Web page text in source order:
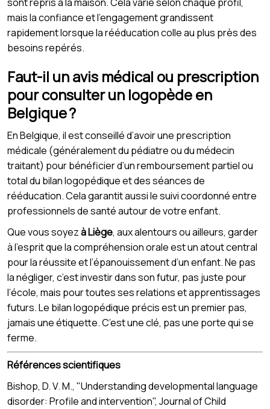
mais la confiance et l’engagement grandissent
rapidement lorsque la rééducation colle au plus près des
besoins repérés.
Faut-il un avis médical ou prescription
pour consulter un logopède en
Belgique ?
En Belgique, il est conseillé d’avoir une prescription
médicale (généralement du pédiatre ou du médecin
traitant) pour bénéficier d’un remboursement partiel ou
total du bilan logopédique et des séances de
rééducation. Cela garantit aussi le suivi coordonné entre
professionnels de santé autour de votre enfant.
Que vous soyezà Liège, aux alentours ou ailleurs, garder
à l’esprit que la compréhension orale est un atout central
pour la réussite et l’épanouissement d’un enfant. Ne pas
la négliger, c’est investir dans son futur, pas juste pour
l’école, mais pour toutes ses relations et apprentissages
futurs. Le bilan logopédique précis est un premier pas,
jamais une étiquette. C’est une clé, pas une porte qui se
ferme.
Références scientifiques
Bishop, D. V. M., "Understanding developmental language
disorder: Profile and intervention", Journal of Child